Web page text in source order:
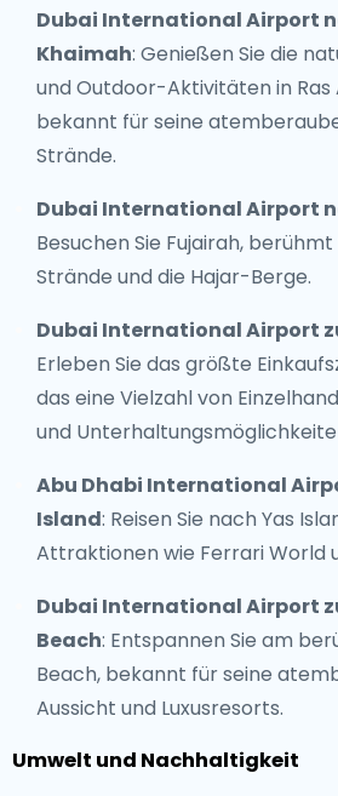
Dubai International Airport
Khaimah: Genießen Sie die
und Outdoor-Aktivitäten in Ras
bekannt für seine
Strände.
Dubai International Airport
Besuchen Sie Fujairah,
Strände und die Hajar-Berge.
Dubai International Airport
Erleben Sie das größte
das eine Vielzahl von
und
Abu Dhabi International
Island: Reisen Sie nach Yas
Attraktionen wie Ferrari World
Dubai International Airport
Beach: Entspannen Sie am
Beach, bekannt für seine
Aussicht und Luxusresorts.
Umwelt und Nachhaltigkeit